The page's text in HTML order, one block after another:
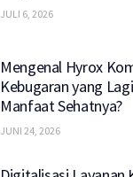
JULI 6, 2026
Mengenal Hyrox
Kebugaran yang
Manfaat Sehatnya?
JUNI 24, 2026